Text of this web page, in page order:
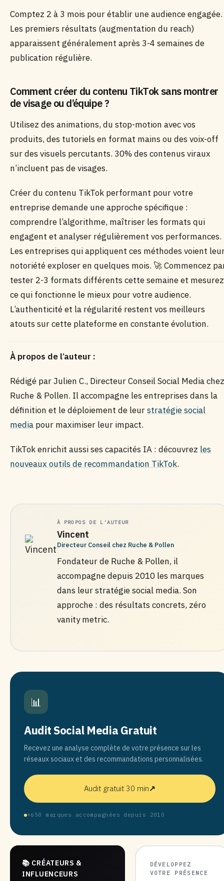
Comptez 2 à 3 mois pour établir une audience engagée.
Les premiers résultats (augmentation du reach)
apparaissent généralement après 3-4 semaines de
publication régulière.
Comment créer du contenu TikTok sans montrer
de visage ou d’équipe ?
Utilisez des animations, du stop-motion avec vos
produits, des tutoriels en format mains ou des voix-off
sur des visuels percutants. 30% des contenus viraux
n’incluent pas de visages.
Créer du contenu TikTok performant pour votre
entreprise demande une approche spécifique :
comprendre l’algorithme, maîtriser les formats qui
engagent et analyser régulièrement vos performances.
Les entreprises qui appliquent ces méthodes voient
notoriété exploser en quelques mois. 🚀 Commencez
tester 2-3 formats différents cette semaine et mesurez
ce qui fonctionne le mieux pour votre audience.
L’authenticité et la régularité restent vos meilleurs
atouts sur cette plateforme en constante évolution.
À propos de l’auteur :
Rédigé par Julien C., Directeur Conseil Social Media chez
Ruche & Pollen. Il accompagne les entreprises dans la
définition et le déploiement de leurstratégie social
media pour maximiser leur impact.
TikTok enrichit aussi ses capacités IA : découvrez les
nouveaux outils de recommandation TikTok.
À PROPOS DE L'AUTEUR
Vincent
Directeur Conseil chez Ruche & Pollen
Fondateur de Ruche & Pollen, il
accompagne depuis 2010 les marques
dans leur stratégie social media. Son
approche : des résultats concrets, zéro
vanity metric.
📊
Audit Social Media Gratuit
Recevez une analyse complète de votre présence sur les
réseaux sociaux et des recommandations personnalisées.
Audit gratuit 30 min↗
+650 marques accompagnées depuis 2010
📚 CRÉATEURS &
INFLUENCEURS
DÉVELOPPEZ
VOTRE PRÉSENCE